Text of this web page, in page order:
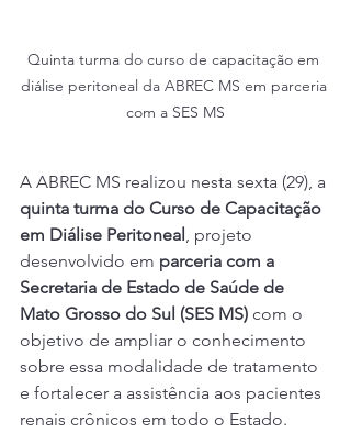
Quinta turma do curso de capacitação em
diálise peritoneal da ABREC MS em parceria
com a SES MS
A ABREC MS realizou nesta sexta (29), a
quinta turma do Curso de Capacitação
em Diálise Peritoneal , projeto
desenvolvido em parceria com a
Secretaria de Estado de Saúde de
Mato Grosso do Sul (SES MS) com o
objetivo de ampliar o conhecimento
sobre essa modalidade de tratamento
e fortalecer a assistência aos pacientes
renais crônicos em todo o Estado.